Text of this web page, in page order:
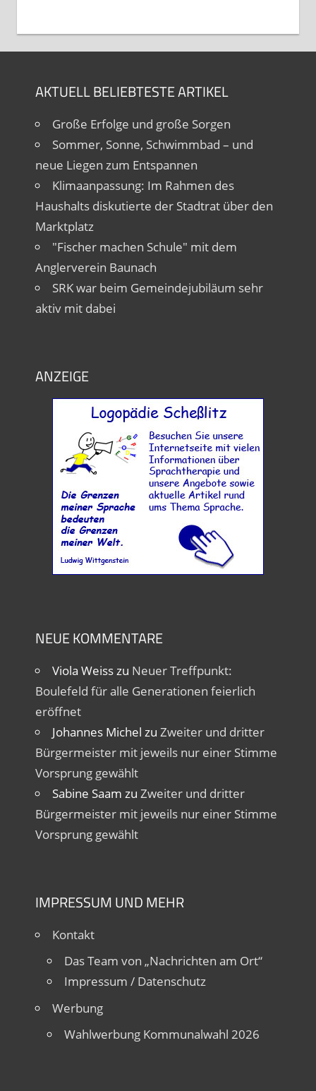
AKTUELL BELIEBTESTE ARTIKEL
Große Erfolge und große Sorgen
Sommer, Sonne, Schwimmbad – und
neue Liegen zum Entspannen
Klimaanpassung: Im Rahmen des
Haushalts diskutierte der Stadtrat über den
Marktplatz
"Fischer machen Schule" mit dem
Anglerverein Baunach
SRK war beim Gemeindejubiläum sehr
aktiv mit dabei
ANZEIGE
NEUE KOMMENTARE
Viola Weisszu Neuer Treffpunkt:
Boulefeld für alle Generationen feierlich
eröffnet
Johannes Michel zu Zweiter und dritter
Bürgermeister mit jeweils nur einer Stimme
Vorsprung gewählt
Sabine Saam zu Zweiter und dritter
Bürgermeister mit jeweils nur einer Stimme
Vorsprung gewählt
IMPRESSUM UND MEHR
Kontakt
Das Team von „Nachrichten am Ort“
Impressum / Datenschutz
Werbung
Wahlwerbung Kommunalwahl 2026